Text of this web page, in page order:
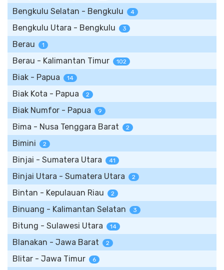
Bengkulu Selatan - Bengkulu 4
Bengkulu Utara - Bengkulu 3
Berau 1
Berau - Kalimantan Timur 102
Biak - Papua 14
Biak Kota - Papua 2
Biak Numfor - Papua 9
Bima - Nusa Tenggara Barat 2
Bimini 2
Binjai - Sumatera Utara 41
Binjai Utara - Sumatera Utara 2
Bintan - Kepulauan Riau 2
Binuang - Kalimantan Selatan 3
Bitung - Sulawesi Utara 14
Blanakan - Jawa Barat 2
Blitar - Jawa Timur 6